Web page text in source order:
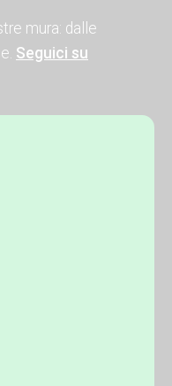
mura: dalle
Seguici su